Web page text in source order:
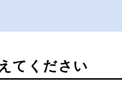
てください